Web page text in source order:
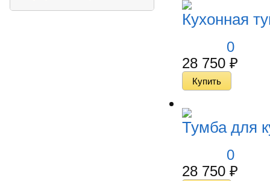
Кухонная
0
28 750 ₽
Тумба для
0
28 750 ₽